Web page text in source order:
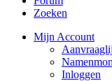
Zoeken
Mijn Account
Inloggen